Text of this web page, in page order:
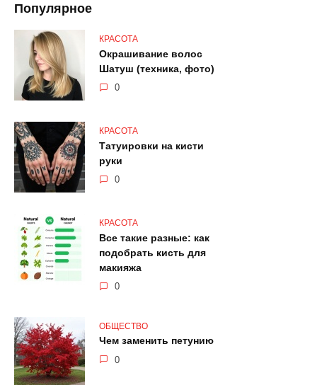
Популярное
КРАСОТА
Окрашивание волос
Шатуш (техника, фото)
0
КРАСОТА
Татуировки на кисти
руки
0
КРАСОТА
Все такие разные: как
подобрать кисть для
макияжа
0
ОБЩЕСТВО
Чем заменить петунию
0